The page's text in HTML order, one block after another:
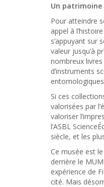
Un patrimoine
Pour atteindre
appel à
s’appuyant sur
valeur jusqu’à
nombreux
d’instruments
Si ces
valorisées par
valoriser
l’ASBL
siècle, et les
Ce musée est
derrière le
expérience de
cité. Mais